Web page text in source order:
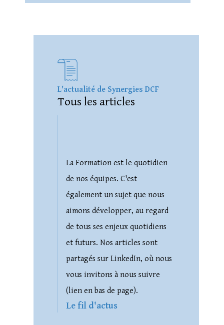
L'actualité de Synergies DCF
Tous les articles
La Formation est le quotidien
de nos équipes. C'est
également un sujet que nous
aimons développer, au regard
de tous ses enjeux quotidiens
et futurs. Nos articles sont
partagés sur LinkedIn, où nous
vous invitons à nous suivre
(lien en bas de page).
Le fil d'actus